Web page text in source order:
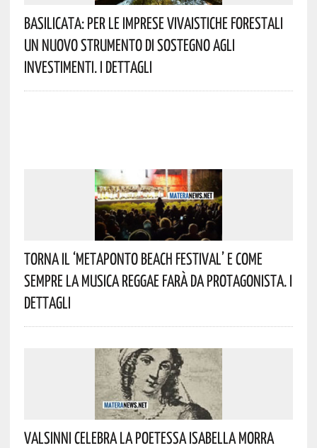
Basilicata: Per Le Imprese Vivaistiche Forestali
Un Nuovo Strumento Di Sostegno Agli
Investimenti. I Dettagli
Torna Il ‘Metaponto Beach Festival’ E Come
Sempre La Musica Reggae Farà Da Protagonista. I
Dettagli
Valsinni Celebra La Poetessa Isabella Morra